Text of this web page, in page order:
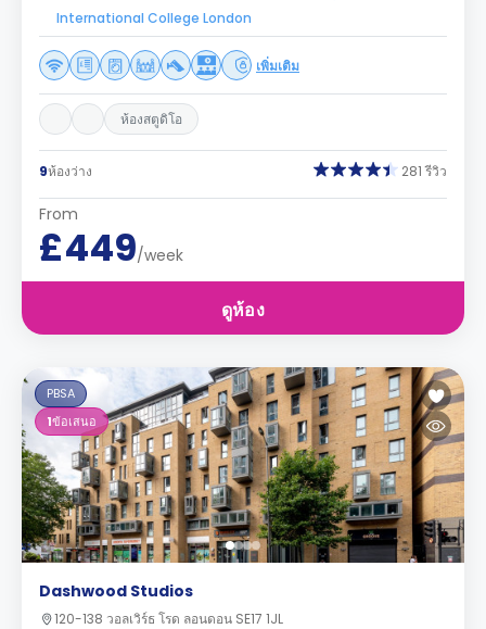
International College London
เพิ่มเติม
ห้องสตูดิโอ
9ห้องว่าง 281 รีวิว
From
£449/week
ดูห้อง
PBSA
1ข้อเสนอ
Dashwood Studios
120-138 วอลเวิร์ธ โรด ลอนดอน SE17 1JL